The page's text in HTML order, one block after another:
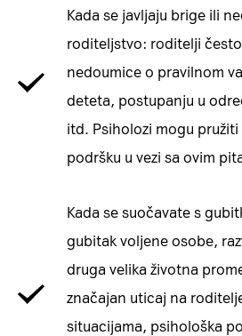
Kada se javljaju brige ili
roditeljstvo: roditelji
nedoumice o pravilnom
deteta, postupanju u
itd. Psiholozi mogu
podršku u vezi sa ovim
Kada se suočavate s
gubitak voljene osobe,
druga velika životna
značajan uticaj na
situacijama, psihološka